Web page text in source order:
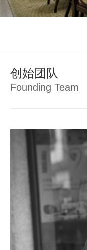
创始团队
Founding Team